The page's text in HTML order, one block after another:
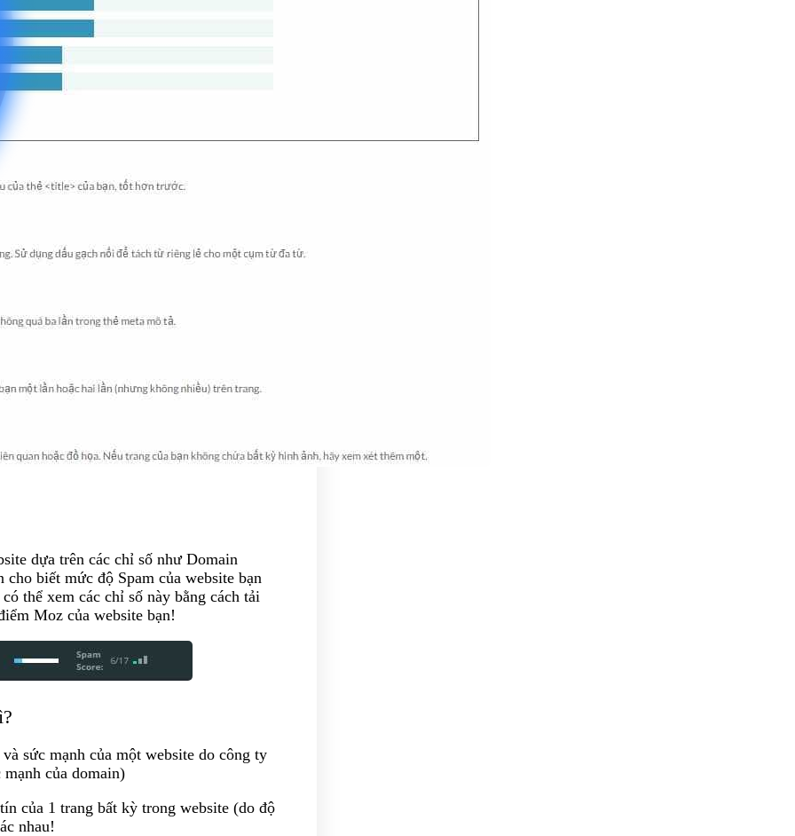
dựa trên các chỉ số như Domain
biết mức độ Spam của website bạn
thể xem các chỉ số này bằng cách tải
Moz của website bạn!
sức mạnh của một website do công ty
của domain)
của 1 trang bất kỳ trong website (do độ
nhau!